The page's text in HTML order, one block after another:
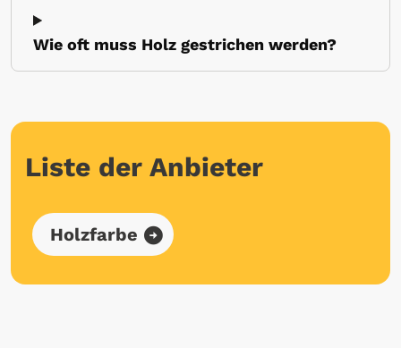
Wie oft muss Holz gestrichen werden?
Liste der Anbieter
Holzfarbe